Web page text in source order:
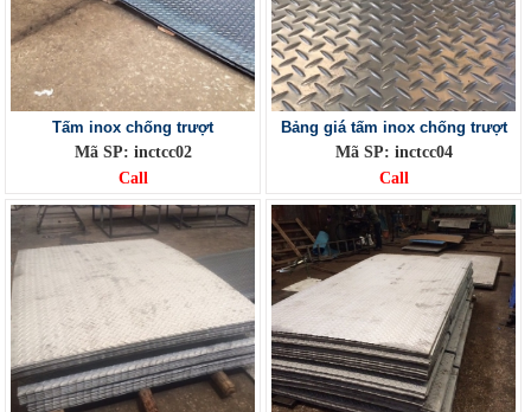
Tấm inox chống trượt
Mã SP: inctcc02
Call
Bảng giá tấm inox chống trượt
Mã SP: inctcc04
Call